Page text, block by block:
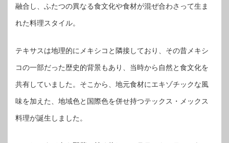
融合し、ふたつの異なる食文化や食材が混ぜ合わさって生ま
れた料理スタイル。
テキサスは地理的にメキシコと隣接しており、その昔メキシ
コの一部だった歴史的背景もあり、当時から自然と食文化を
共有していました。そこから、地元食材にエキゾチックな風
味を加えた、地域色と国際色を併せ持つテックス・メックス
料理が誕生しました。